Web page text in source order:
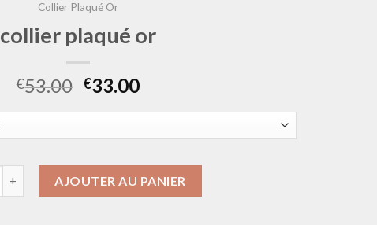
Collier Plaqué Or
collier plaqué or
€53.00 €33.00
AJOUTER AU PANIER